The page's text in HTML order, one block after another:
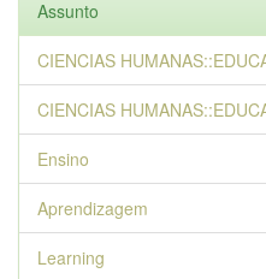
Assunto
CIENCIAS
CIENCIAS
Ensino
Aprendizagem
Learning